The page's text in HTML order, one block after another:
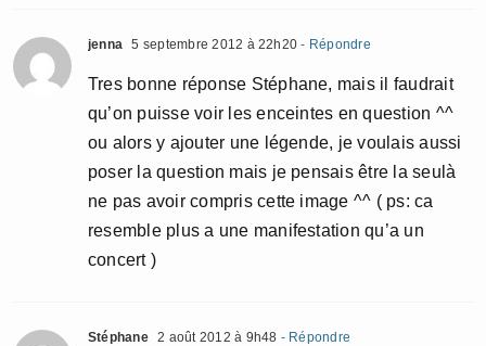
jenna 5 septembre 2012 à 22h20 - Répondre
Tres bonne réponse Stéphane, mais il faudrait
qu’on puisse voir les enceintes en question ^^
ou alors y ajouter une légende, je voulais aussi
poser la question mais je pensais être la seulà
ne pas avoir compris cette image ^^ ( ps: ca
resemble plus a une manifestation qu’a un
concert )
Stéphane 2 août 2012 à 9h48 - Répondre